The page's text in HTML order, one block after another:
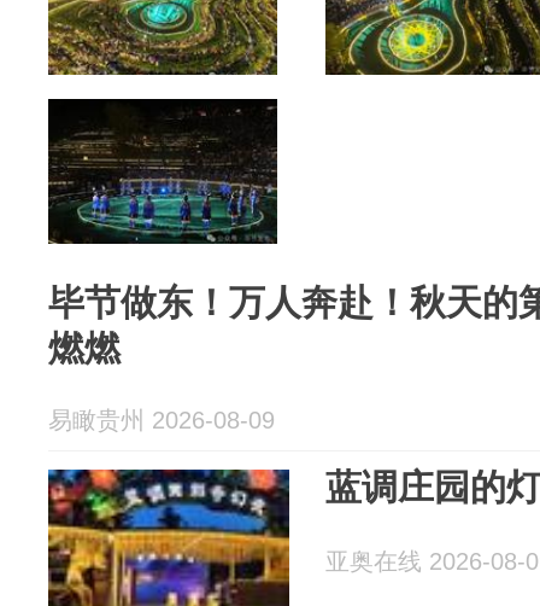
毕节做东！万人奔赴！秋天的
燃燃
易瞰贵州 2026-08-09
蓝调庄园的
亚奥在线 2026-08-